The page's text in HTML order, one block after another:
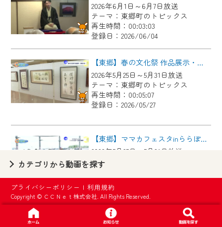
2026年6月1日～6月7日放送
テーマ：東郷町のトピックス
再生時間：00:03:03
登録日：2026/06/04
【東郷】春の文化祭 作品展示・芸能大会
2026年5月25日～5月31日放送
テーマ：東郷町のトピックス
再生時間：00:05:07
登録日：2026/05/27
【東郷】ママカフェスタinららぽーと愛知東郷
2026年5月25日～5月31日放送
テーマ：東郷町のトピックス
再生時間：00:02:44
登録日：2026/05/27
【東郷】名古屋城「諸輪の松」里帰り
2026年5月18日～5月24日放送
カテゴリから動画を探す
プライバシーポリシー |利用規約
Copyright © ＣＣＮｅｔ株式会社. All Rights Reserved.
【ご注意】
2024年9月24日からはご加入者様へのサー
ビス向上のため、
『CCNet Web TV』を利用いただくには、
一部コンテンツを除き、
CCNetサービスへの加入と『CCNetマイ
ページ※』へのログインが必要となりま
す。
いたします。
要となります。
※MyIDとは、CCNet Web TVを含むCCNetの
各種サービスをご利用頂くためのIDです。
IDはお客様が使っているメールアドレス
で設定できます。